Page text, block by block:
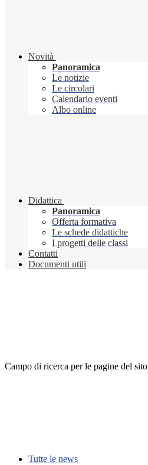
Novità
Panoramica
Le notizie
Le circolari
Calendario eventi
Albo online
Didattica
Panoramica
Offerta formativa
Le schede didattiche
I progetti delle classi
Contatti
Documenti utili
Campo di ricerca per le pagine del sito
Tutte le news